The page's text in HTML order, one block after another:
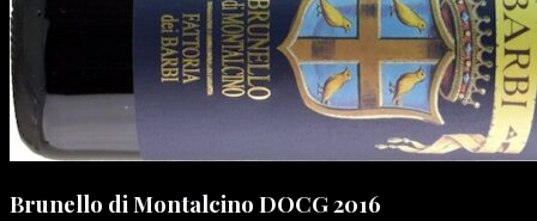
Brunello di Montalcino DOCG 2016